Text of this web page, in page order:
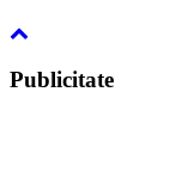
Publicitate